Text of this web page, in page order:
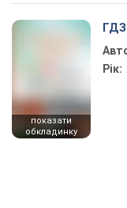
показати
обкладинку
ГДЗ
Рік: